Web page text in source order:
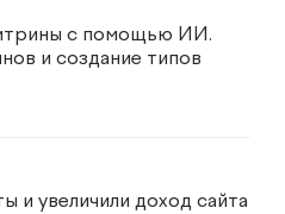
с помощью ИИ.
и создание типов
и увеличили доход сайта